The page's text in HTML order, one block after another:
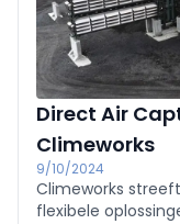
Direct Air
Climeworks
9/10/2024
Climeworks
flexibele